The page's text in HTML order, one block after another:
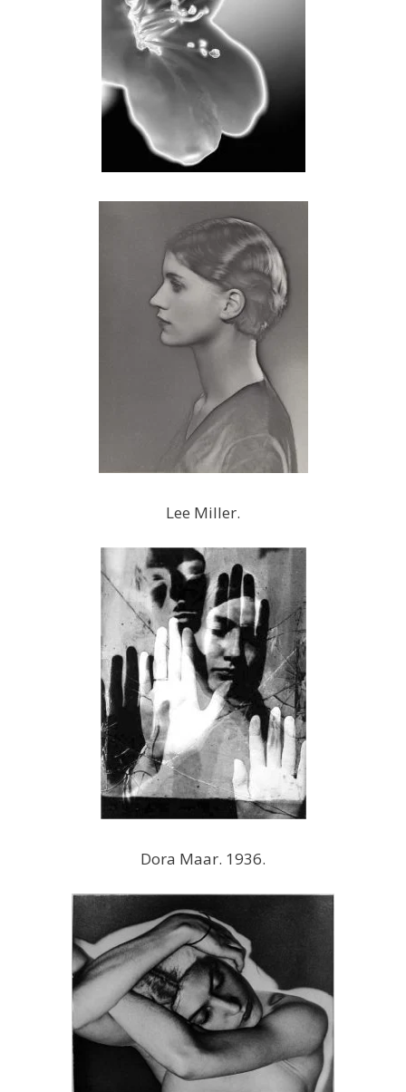
Lee Miller.
Dora Maar. 1936.